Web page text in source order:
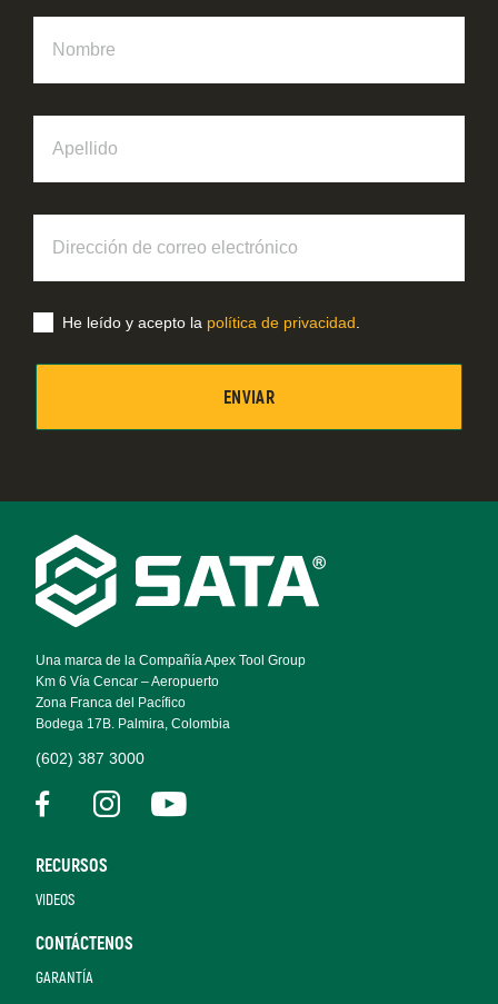
Footer
Navigation
Una marca de la Compañía Apex Tool Group
Km 6 Vía Cencar – Aeropuerto
Zona Franca del Pacífico
Bodega 17B. Palmira, Colombia
(602) 387 3000
RECURSOS
VIDEOS
CONTÁCTENOS
GARANTÍA
correo
electrónico
He leído y acepto la política de privacidad